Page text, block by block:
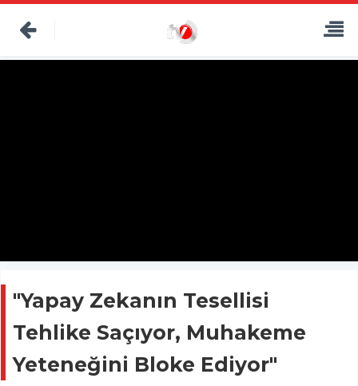
"Yapay Zekanın Tesellisi
Tehlike Saçıyor, Muhakeme
Yeteneğini Bloke Ediyor"